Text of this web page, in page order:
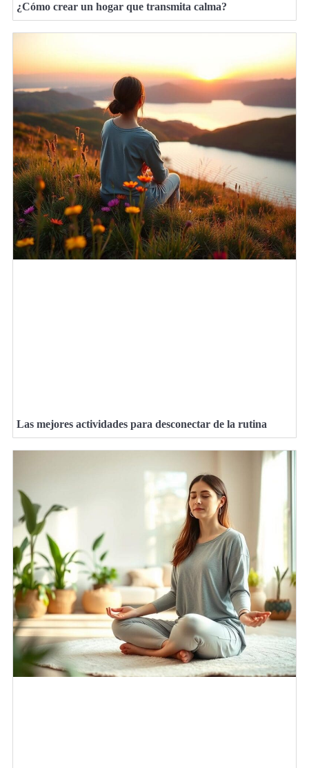
¿Cómo crear un hogar que transmita calma?
Las mejores actividades para desconectar de la rutina